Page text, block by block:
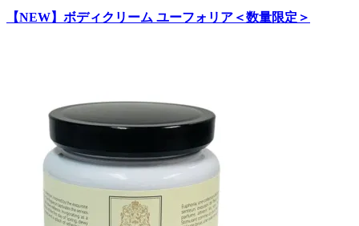
【NEW】ボディクリーム ユーフォリア＜数量限定＞